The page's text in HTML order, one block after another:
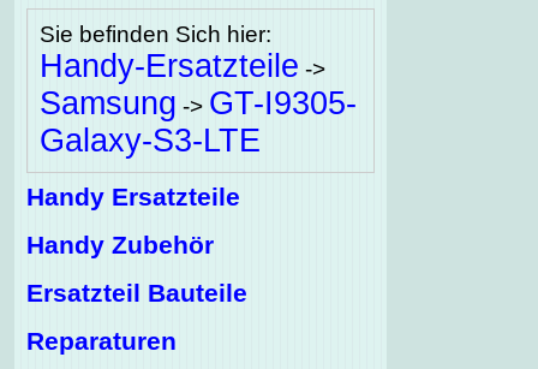
Sie befinden Sich hier:
Handy-Ersatzteile ->
Samsung -> GT-I9305-
Galaxy-S3-LTE
Handy Ersatzteile
Handy Zubehör
Ersatzteil Bauteile
Reparaturen